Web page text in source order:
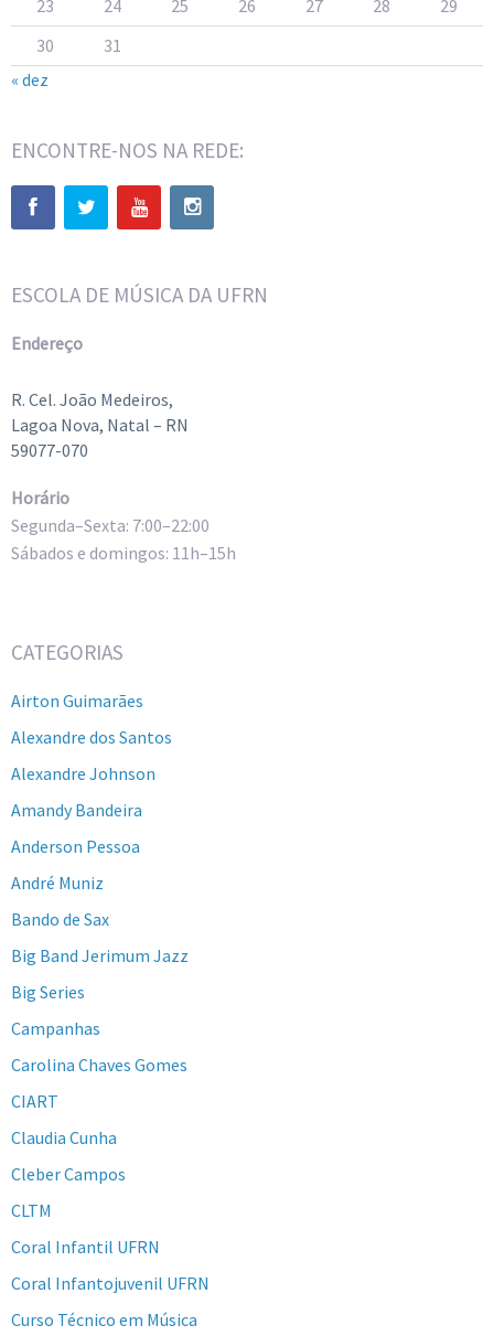
23 24 25 26 27 28
29
30
31
« dez
ENCONTRE-NOS NA REDE:
ESCOLA DE MÚSICA DA UFRN
Endereço
R. Cel. João Medeiros,
Lagoa Nova, Natal – RN
59077-070
Horário
Segunda–Sexta: 7:00–22:00
Sábados e domingos: 11h–15h
CATEGORIAS
Airton Guimarães
Alexandre dos Santos
Alexandre Johnson
Amandy Bandeira
Anderson Pessoa
André Muniz
Bando de Sax
Big Band Jerimum Jazz
Big Series
Campanhas
Carolina Chaves Gomes
CIART
Claudia Cunha
Cleber Campos
CLTM
Coral Infantil UFRN
Coral Infantojuvenil UFRN
Curso Técnico em Música